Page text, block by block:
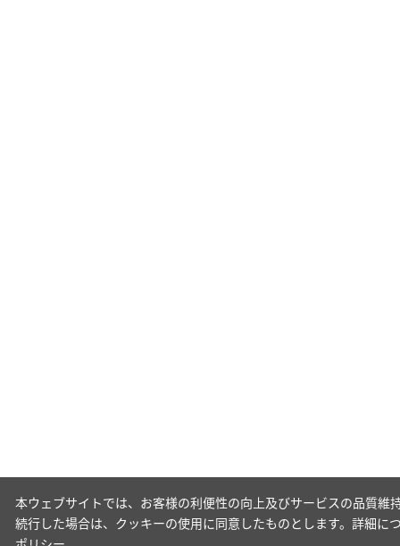
本ウェブサイトでは、お客様の利便性の向上及びサービスの品質
続行した場合は、クッキーの使用に同意したものとします。詳細